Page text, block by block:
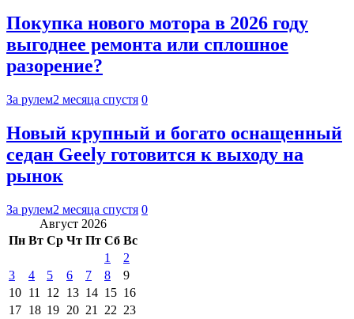
Покупка нового мотора в 2026 году
выгоднее ремонта или сплошное
разорение?
За рулем2 месяца спустя 0
Новый крупный и богато оснащенный
седан Geely готовится к выходу на
рынок
За рулем2 месяца спустя 0
Август 2026
Пн Вт Ср Чт Пт Сб Вс
1
2
3
4 5 6 7 8
9
10 11 12 13 14 15 16
17 18 19 20 21 22 23